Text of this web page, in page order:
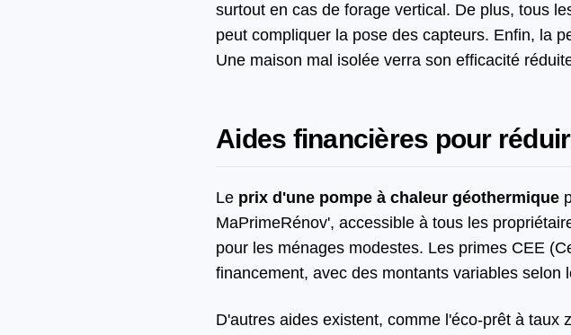
surtout en cas de forage vertical. De plus, tous
peut compliquer la pose des capteurs. Enfin, la
Une maison mal isolée verra son efficacité
Aides financières pour
Le prix d'une pompe à chaleur géothermique
MaPrimeRénov', accessible à tous les
pour les ménages modestes. Les primes CEE
financement, avec des montants variables selon
D'autres aides existent, comme l'éco-prêt à